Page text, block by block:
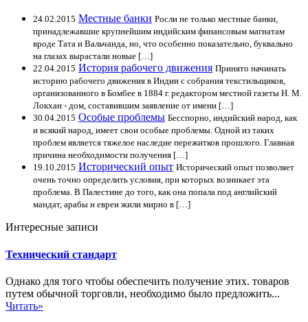
24.02.2015 Местные банки Росли не только местные банки,
принадлежавшие крупнейшим индийским финансовым магнатам
вроде Тата и Вальчанда, но, что особенно показательно, буквально
на глазах вырастали новые […]
22.04.2015 История рабочего движения Принято начинать
историю рабочего движения в Индии с собрания текстильщиков,
организованного в Бомбее в 1884 г. редактором местной газеты Н. М.
Локхан - дом, составившим заявление от имени […]
30.04.2015 Особые проблемы Бесспорно, индийский народ, как
и всякий народ, имеет свои особые проблемы. Одной из таких
проблем является тяжелое наследие пережитков прошлого. Главная
причина необходимости получения […]
19.10.2015 Исторический опыт Исторический опыт позволяет
очень точно определить условия, при которых возникает эта
проблема. В Палестине до того, как она попала под английский
мандат, арабы н евреи жили мирно в […]
Интересные записи
Технический стандарт
Однако для того чтобы обеспечить получение этих. товаров
путем обычной торговли, необходимо было предложить...
Читать»